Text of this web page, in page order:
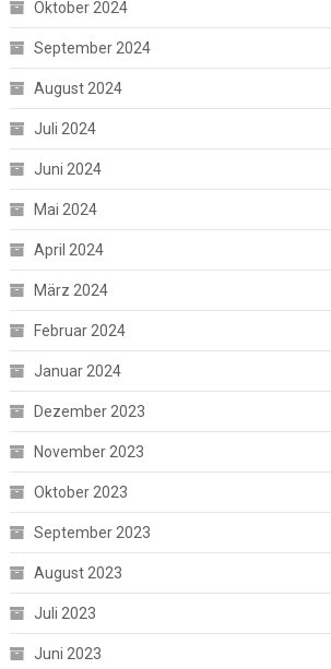
Oktober 2024
September 2024
August 2024
Juli 2024
Juni 2024
Mai 2024
April 2024
März 2024
Februar 2024
Januar 2024
Dezember 2023
November 2023
Oktober 2023
September 2023
August 2023
Juli 2023
Juni 2023